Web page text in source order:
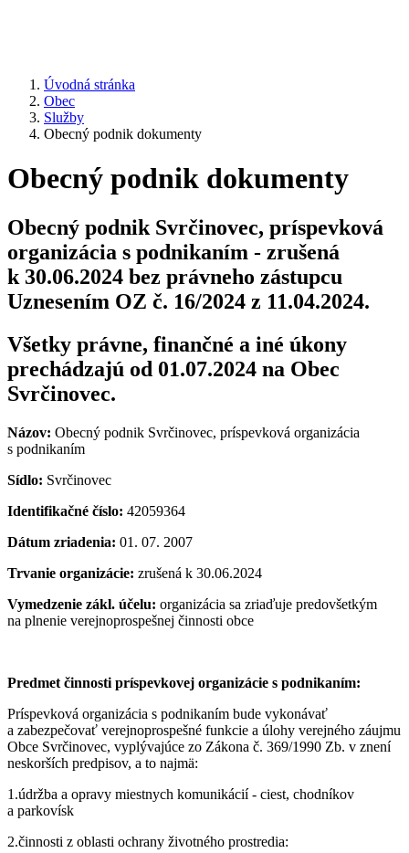
Úvodná stránka
Obec
Služby
Obecný podnik dokumenty
Obecný podnik dokumenty
Obecný podnik Svrčinovec, príspevková
organizácia s podnikaním - zrušená
k 30.06.2024 bez právneho zástupcu
Uznesením OZ č. 16/2024 z 11.04.2024.
Všetky právne, finančné a iné úkony
prechádzajú od 01.07.2024 na Obec
Svrčinovec.
Názov: Obecný podnik Svrčinovec, príspevková organizácia
s podnikaním
Sídlo: Svrčinovec
Identifikačné číslo: 42059364
Dátum zriadenia: 01. 07. 2007
Trvanie organizácie: zrušená k 30.06.2024
Vymedzenie zákl. účelu: organizácia sa zriaďuje predovšetkým
na plnenie verejnoprospešnej činnosti obce
Predmet činnosti príspevkovej organizácie s podnikaním:
Príspevková organizácia s podnikaním bude vykonávať
a zabezpečovať verejnoprospešné funkcie a úlohy verejného záujmu
Obce Svrčinovec, vyplývajúce zo Zákona č. 369/1990 Zb. v znení
neskorších predpisov, a to najmä:
1.údržba a opravy miestnych komunikácií - ciest, chodníkov
a parkovísk
2.činnosti z oblasti ochrany životného prostredia: